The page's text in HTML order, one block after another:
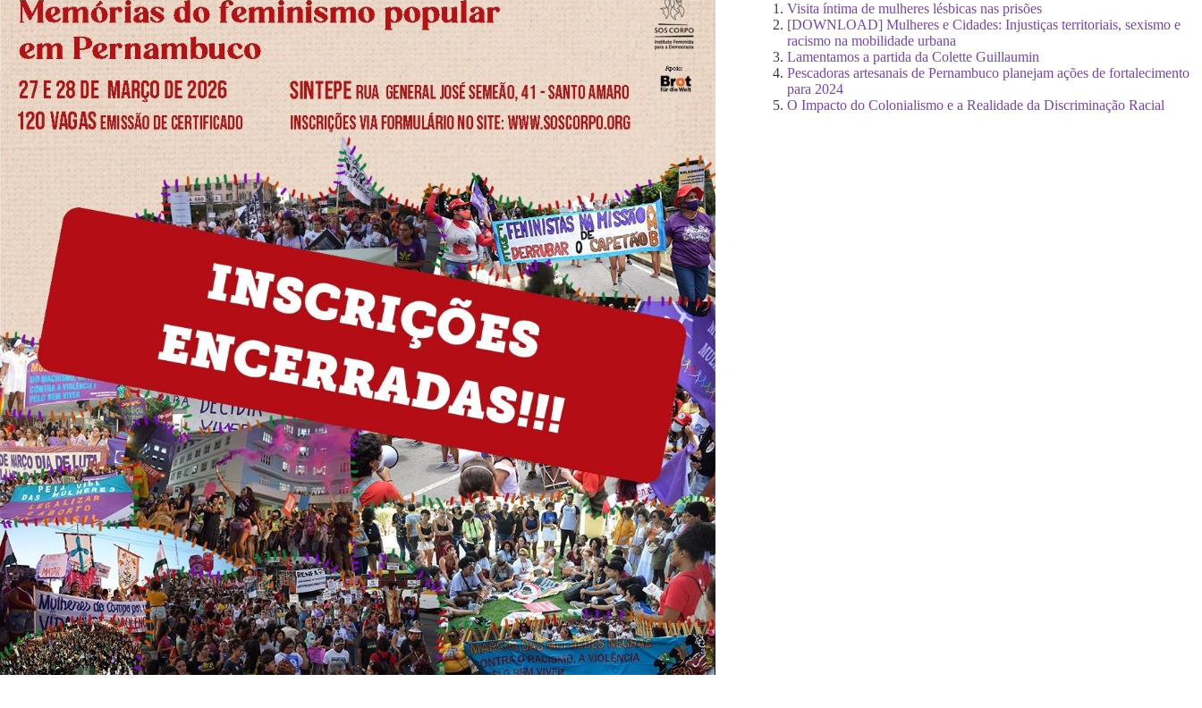
Visita íntima de mulheres lésbicas nas prisões
[DOWNLOAD] Mulheres e Cidades: Injustiças territoriais, sexismo e
racismo na mobilidade urbana
Lamentamos a partida da Colette Guillaumin
Pescadoras artesanais de Pernambuco planejam ações de fortalecimento
para 2024
O Impacto do Colonialismo e a Realidade da Discriminação Racial